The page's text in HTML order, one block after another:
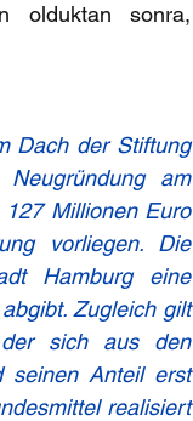
olduktan sonra,
Dach der Stiftung
am
Millionen Euro
vorliegen. Die
Hamburg eine
Zugleich gilt
sich aus den
seinen Anteil erst
realisiert